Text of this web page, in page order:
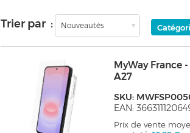
Trier par : Nouveautés
MyWay France
A27
SKU:
EAN:
Prix de vente